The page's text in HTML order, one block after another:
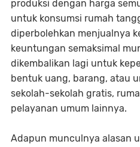
produksi dengan harga
untuk konsumsi rumah
diperbolehkan menjualnya
keuntungan semaksimal
dikembalikan lagi untuk
bentuk uang, barang, atau
sekolah-sekolah gratis,
pelayanan umum lainnya.
Adapun munculnya alasan